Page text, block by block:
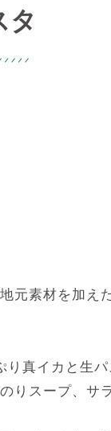
タ
元素材を加え
真イカと生
りスープ、サ